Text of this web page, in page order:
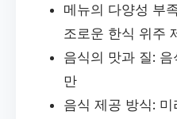
메뉴의 다양성 부
조로운 한식 위주
음식의 맛과 질:
만
음식 제공 방식: